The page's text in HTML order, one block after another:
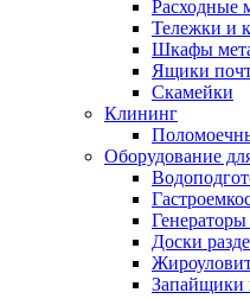
Расходные
Тележки и
Шкафы
Ящики
Скамейки
Клининг
Оборудование
Генераторы
Доски
Запайщики